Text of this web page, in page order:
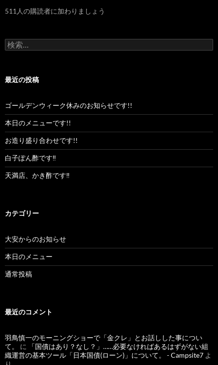
レ
511人の購読者に加わりましょう
検
索:
最近の投稿
ゴールデンウィーク休みのお知らせです!!
本日のメニューです!!
お造り盛り合わせです!!
白子ぽん酢です‼︎
天満店、かき酢です‼︎
カテゴリー
大安からのお知らせ
本日のメニュー
通常投稿
最近のコメント
羽鳥慎一のモーニングショーで「金クレ」とお話しした事につい
て。
に
「国債はあり？なし？」……必要なければあるはずがない組
織運営の基本ツール「日本国債(ローン)」について。 - Campsite7 よ